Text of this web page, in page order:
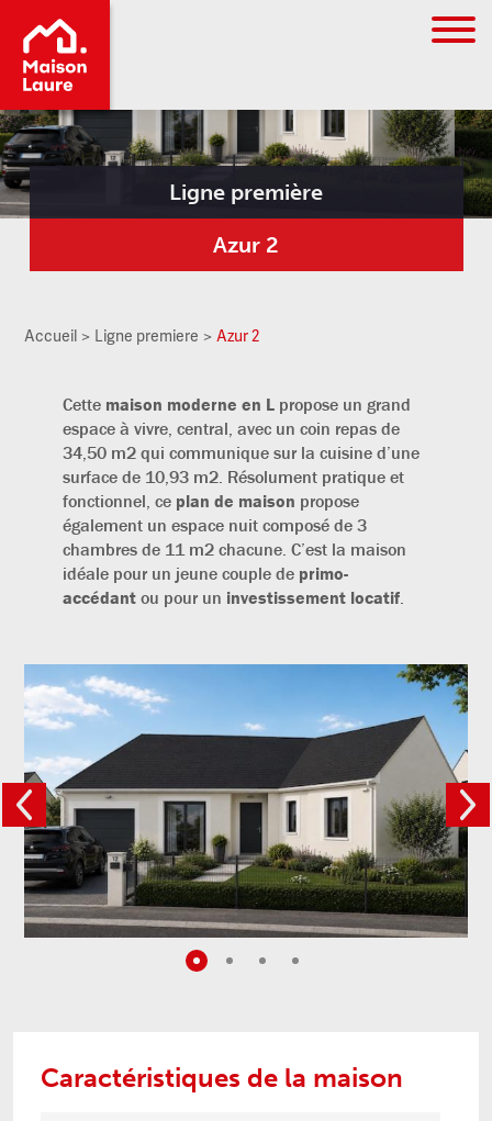
Go to
main
content
Ligne première
Azur 2
Accueil Ligne premiere Azur 2
Cette maison moderne en L propose un grand
espace à vivre, central, avec un coin repas de
34,50 m2 qui communique sur la cuisine d’une
surface de 10,93 m2. Résolument pratique et
fonctionnel, ce plan de maison propose
également un espace nuit composé de 3
chambres de 11 m2 chacune. C’est la maison
idéale pour un jeune couple de primo-
accédant ou pour un investissement locatif.
Caractéristiques de la maison